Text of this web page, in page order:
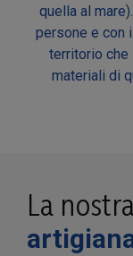
quella al
persone e con
territorio che
materiali di
La